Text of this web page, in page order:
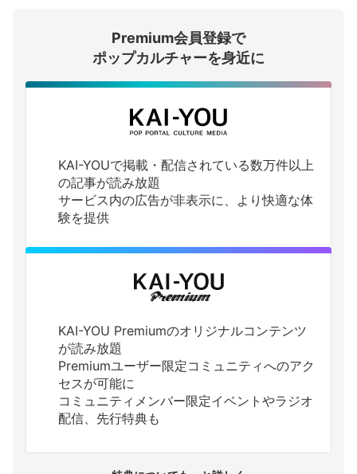
ログインする
Premium会員登録で
ポップカルチャーを身近に
KAI-YOUで掲載・配信されている数万件以上
の記事が読み放題
サービス内の広告が非表示に、より快適な体
験を提供
KAI-YOU Premiumのオリジナルコンテンツ
が読み放題
Premiumユーザー限定コミュニティへのアク
セスが可能に
コミュニティメンバー限定イベントやラジオ
配信、先行特典も